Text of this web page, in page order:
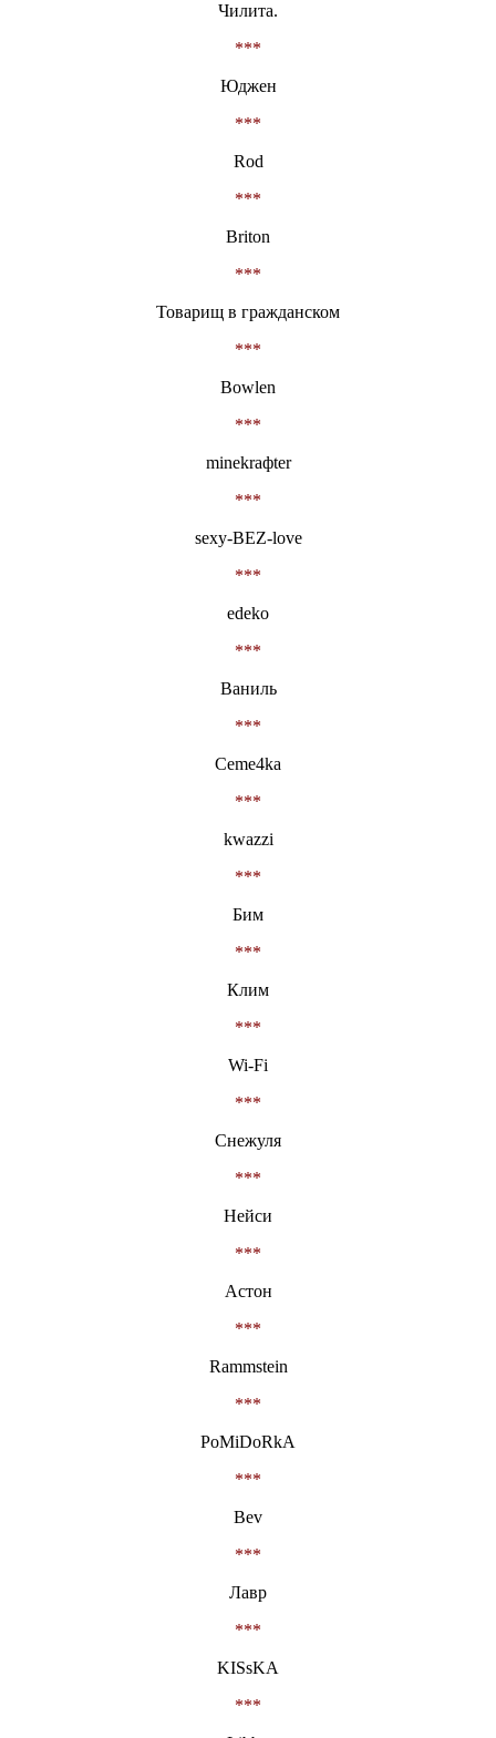
Чилита.
***
Юджен
***
Rod
***
Briton
***
Товарищ в гражданском
***
Bowlen
***
minekraфter
***
sexy-BEZ-love
***
edeko
***
Ваниль
***
Ceme4ka
***
kwazzi
***
Бим
***
Клим
***
Wi-Fi
***
Снежуля
***
Нейси
***
Астон
***
Rammstein
***
PoMiDoRkA
***
Bev
***
Лавр
***
KISsKA
***